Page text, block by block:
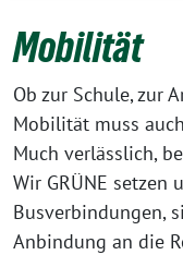
Mobilität
Ob zur Schule, zur
Mobilität muss
Much verlässlich,
Wir GRÜNE setzen
Busverbindungen,
Anbindung an die